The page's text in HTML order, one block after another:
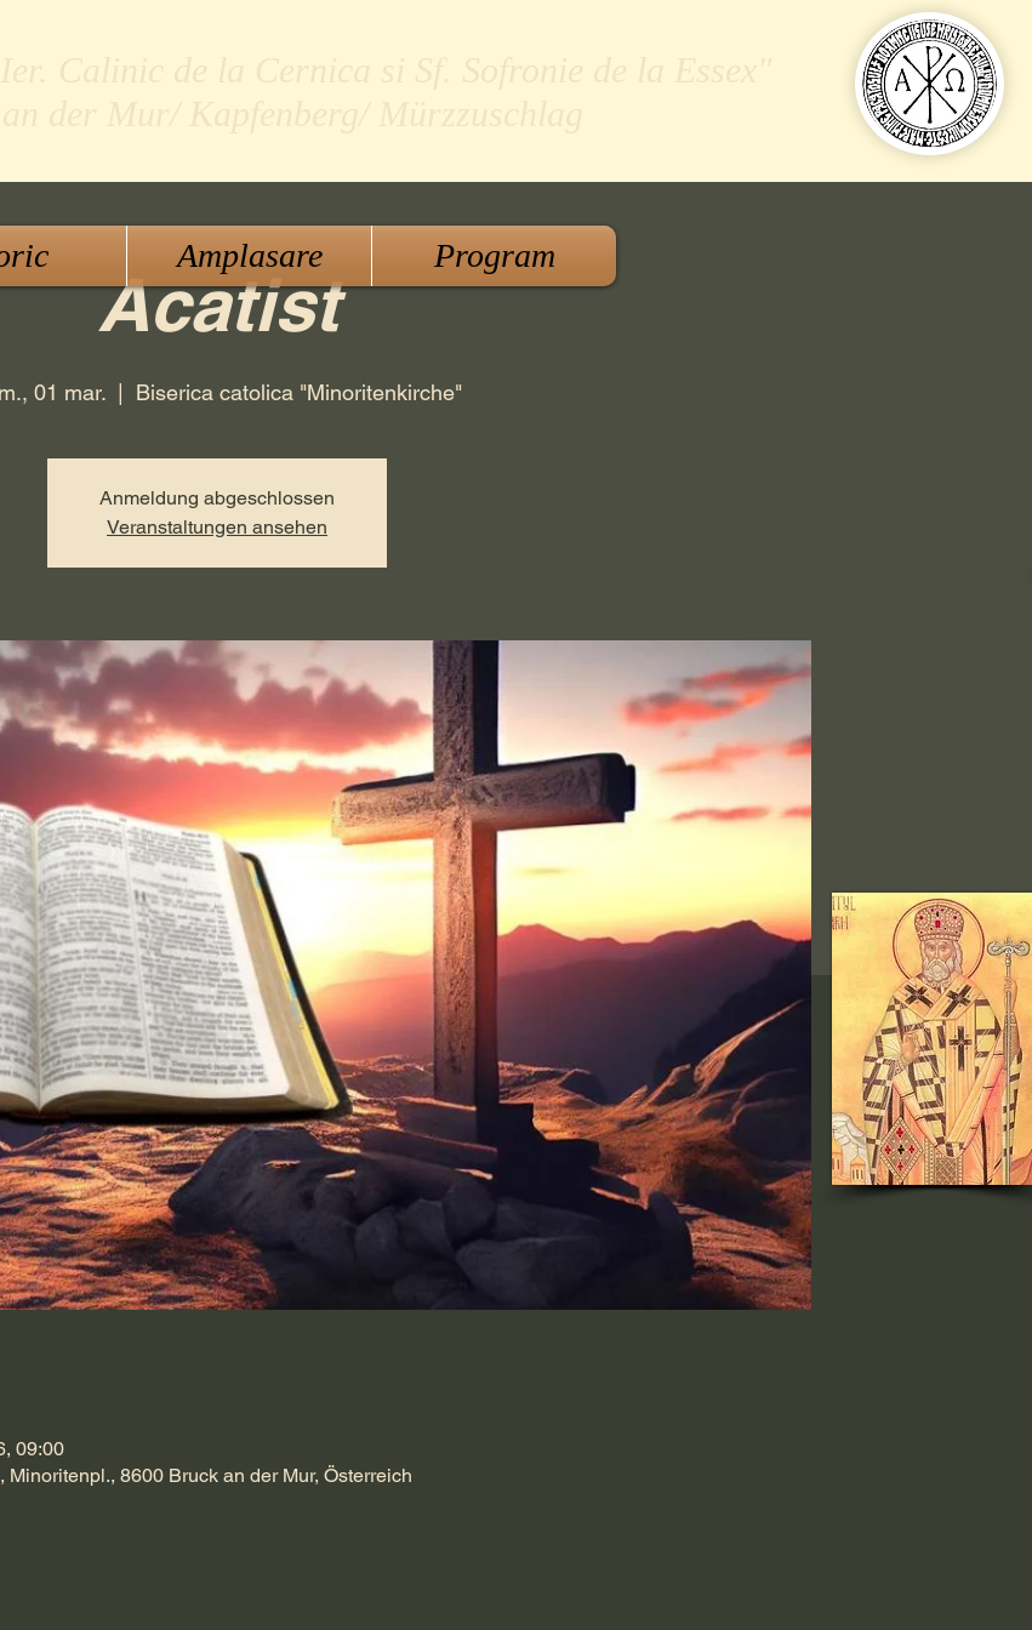
Acatist
01 mar.
  |
Biserica catolica "Minoritenkirche"
Anmeldung abgeschlossen
Veranstaltungen ansehen
09:00
8600 Bruck an der Mur, Österreich
Amplasare Program